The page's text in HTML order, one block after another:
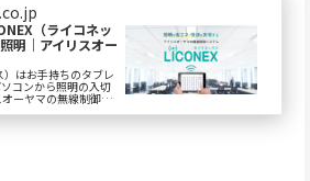
（ライコネッ
明｜アイリスオー
）はお手持ちのタブレ
コンから照明の入切
ーヤマの無線制御シ
途に合わせて照明の